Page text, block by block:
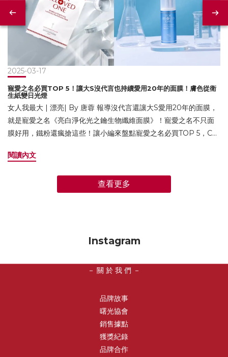
2025-03-17
寵愛之名必買TOP 5！讓大S沒代言也持續愛用20年的面膜！膚色從衛
生紙變日光燈
女人我最大 | 漂亮| By 唐蓉 報導沒代言還讓大S愛用20年的面膜，
就是寵愛之名《亮白淨化光之鑰生物纖維面膜》！寵愛之名不只面
膜好用，鐵粉還瘋搶這些！讓小編來盤點寵愛之名必買TOP 5，CP
膜寵愛之名熱賣第一名面膜，讓大S沒代言也持續愛用20年！最早
膚色從「衛生紙進階到日光燈」，10多年後她在真人實境秀送禮物
NT.1,170。寵愛之名必買2：三分子玻尿酸藍銅保濕生物纖維面膜比
黃金還貴的藍銅胜肽，具有卓越的保濕修復功效，常被運用在雷射
短15分鐘即能有感肌膚變得澎潤飽滿！玻尿酸激活分子如同肌底吸
推薦曬後、醫美術後使效果絕對會令你超級驚喜！3入 NT.1,170。
寵愛之名必買3：維A深層保濕面膜寵愛之名不只生物纖維面膜好
用，也有柔軟親膚、超高CP值的雲絲膜值得囤貨！面膜入門最推薦
《維A深層保濕面膜》，維他命A深層滋潤肌底，讓肌膚水嫩Q彈，
加入富含礦物離子的布列塔尼海泉水，能為缺水乾燥的肌膚帶來極
閱讀內文
查看更多
Instagram
－ 關 於 我 們 －
品牌故事
曙光協會
銷售據點
獲獎紀錄
品牌合作